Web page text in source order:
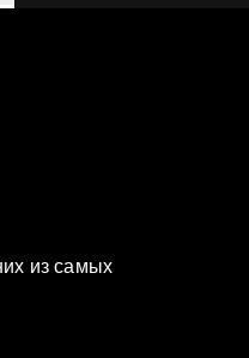
из самых